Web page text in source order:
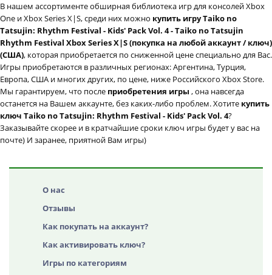
В нашем ассортименте обширная библиотека игр для консолей Xbox
One и Xbox Series X|S, среди них можно купить игру Taiko no
Tatsujin: Rhythm Festival - Kids' Pack Vol. 4 - Taiko no Tatsujin
Rhythm Festival Xbox Series X|S (покупка на любой аккаунт / ключ)
(США), которая приобретается по сниженной цене специально для Вас.
Игры приобретаются в различных регионах: Аргентина, Турция,
Европа, США и многих других, по цене, ниже Российского Xbox Store.
Мы гарантируем, что после приобретения игры , она навсегда
останется на Вашем аккаунте, без каких-либо проблем. Хотите купить
ключ Taiko no Tatsujin: Rhythm Festival - Kids' Pack Vol. 4?
Заказывайте скорее и в кратчайшие сроки ключ игры будет у вас на
почте) И заранее, приятной Вам игры)
О нас
Отзывы
Как покупать на аккаунт?
Как активировать ключ?
Игры по категориям